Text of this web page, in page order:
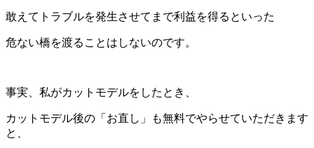
敢えてトラブルを発生させてまで利益を得るといった
危ない橋を渡ることはしないのです。
事実、私がカットモデルをしたとき、
カットモデル後の「お直し」も無料でやらせていただきます
と、